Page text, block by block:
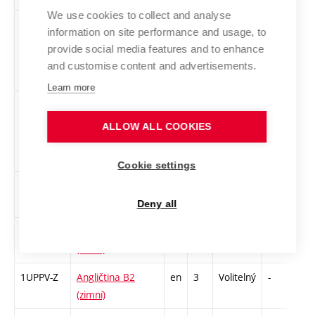
experimentální
hudba
volitelný
Laserové a CNC
technologie
1UPPV-Z
Angličtina B2
(zimní)
en 3 Volitelný -
We use cookies to collect and analyse
information on site performance and usage, to
provide social media features and to enhance
and customise content and advertisements.
Learn more
ALLOW ALL COOKIES
Cookie settings
Deny all